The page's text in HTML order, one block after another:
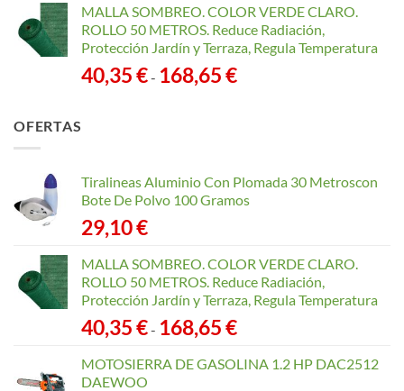
MALLA SOMBREO. COLOR VERDE CLARO.
ROLLO 50 METROS. Reduce Radiación,
Protección Jardín y Terraza, Regula Temperatura
40,35€- 168,65€Rango
168,65 €
OFERTAS
Tiralineas Aluminio Con Plomada 30 Metroscon
Bote De Polvo 100 Gramos
29,10€
MALLA SOMBREO. COLOR VERDE CLARO.
ROLLO 50 METROS. Reduce Radiación,
Protección Jardín y Terraza, Regula Temperatura
40,35€- 168,65€Rango
precios:
MOTOSIERRA DE GASOLINA 1.2 HP DAC2512
DAEWOO